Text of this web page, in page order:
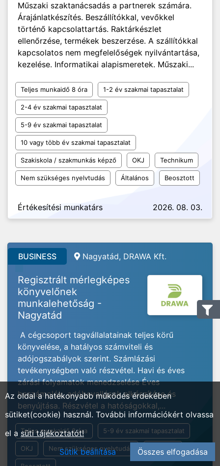
Műszaki szaktanácsadás a partnerek számára.
Árajánlatkészítés. Beszállítókkal, vevőkkel
történő kapcsolattartás. Raktárkészlet
ellenőrzése, termékek beszerzése. A szállítókkal
kapcsolatos nem megfelelőségek nyilvántartása,
kezelése. Informatikai alapismeretek. Műszaki...
Teljes munkaidő 8 óra 1-2 év szakmai tapasztalat
2-4 év szakmai tapasztalat
5-9 év szakmai tapasztalat
10 vagy több év szakmai tapasztalat
Szakiskola / szakmunkás képző OKJ Technikum
Nem szükséges nyelvtudás Általános Beosztott
Értékesítési munkatárs 2026. 08. 03.
BUSINESS Nagyatád, DRAWA Kft.
Regisztrált mérlegképes
könyvelőnek
munkalehetőság -
Nagyatád
A cégcsoport tagvállalatainak teljes körű
könyvelése, a hatályos számviteli és
adójogszabályok szerint. Számlázási
tevékenységben való részvétel. Havi és éves
zárási folyamatok menedzselése Éves
beszámolók, adóbevallások elkészítése és
benyújtása. Részvétel a hatóságokkal,...
Teljes munkaidő 8 óra 5-9 év szakmai tapasztalat
OKJ Nem szükséges nyelvtudás Általános
Az oldal a hatékonyabb működés érdekében
sütiket(cookie) használ. További információkért olvassa
el a süti tájékoztatót!
Sütik beállítása
Összes elfogadása